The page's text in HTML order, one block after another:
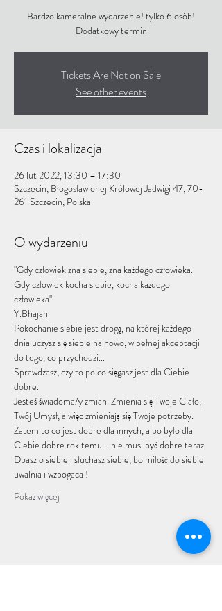
Bardzo kameralne wydarzenie! tylko 6 osób!
Tickets Are Not on Sale
See other events
Czas i lokalizacja
26 lut 2022, 13:30 – 17:30
Szczecin, Błogosławionej Królowej Jadwigi 47, 70-
261 Szczecin, Polska
O wydarzeniu
"Gdy człowiek zna siebie, zna każdego człowieka.
Gdy człowiek kocha siebie, kocha każdego
człowieka"
Y.Bhajan
Pokochanie siebie jest drogą, na której każdego
dnia uczysz się siebie na nowo, w pełnej akceptacji
do tego, co przychodzi...
Sprawdzasz, czy to po co sięgasz jest dla Ciebie
dobre.
Jesteś świadoma/y zmian. Zmienia się Twoje Ciało,
Twój Umysł, a więc zmieniają się Twoje potrzeby.
Zatem to co jest dobre dla innych, albo było dla
Ciebie dobre rok temu - nie musi być dobre teraz.
Dbasz o siebie i słuchasz siebie, bo miłość do siebie
uwalnia i wzbogaca !
Pokaż więcej